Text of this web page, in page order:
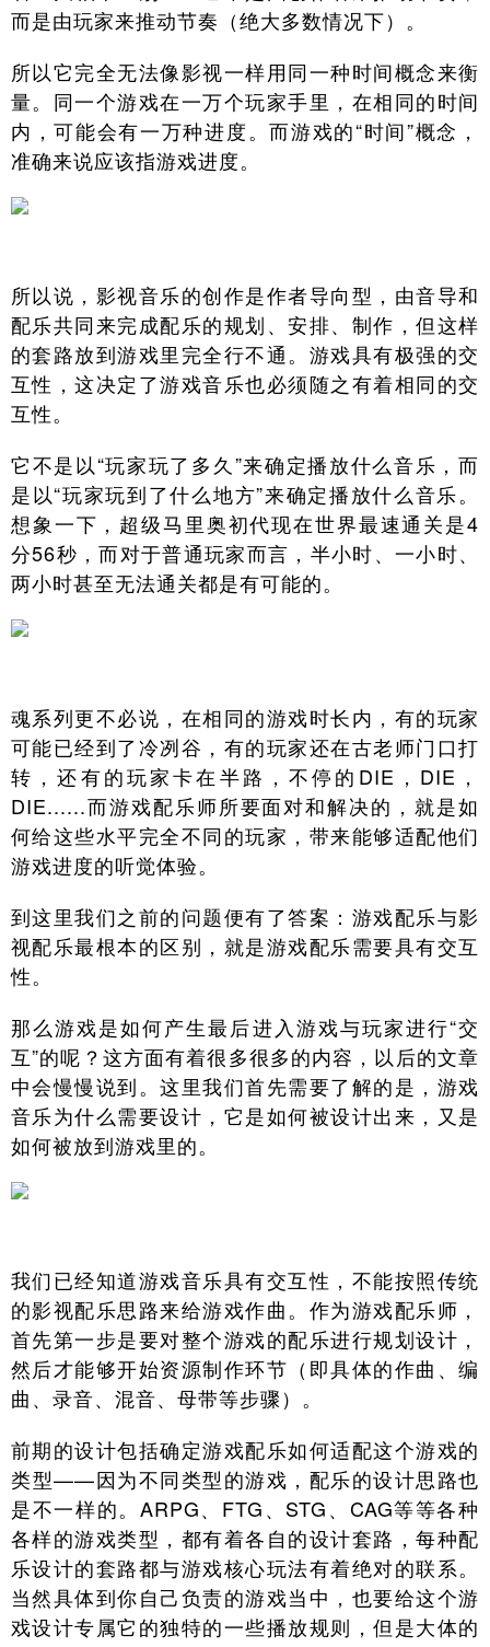
而是由玩家来推动节奏（绝大多数情况下）。
所以它完全无法像影视一样用同一种时间概念来衡
量。同一个游戏在一万个玩家手里，在相同的时间
内，可能会有一万种进度。而游戏的“时间”概念，
准确来说应该指游戏进度。
所以说，影视音乐的创作是作者导向型，由音导和
配乐共同来完成配乐的规划、安排、制作，但这样
的套路放到游戏里完全行不通。游戏具有极强的交
互性，这决定了游戏音乐也必须随之有着相同的交
互性。
它不是以“玩家玩了多久”来确定播放什么音乐，而
是以“玩家玩到了什么地方”来确定播放什么音乐。
想象一下，超级马里奥初代现在世界最速通关是4
分56秒，而对于普通玩家而言，半小时、一小时、
两小时甚至无法通关都是有可能的。
魂系列更不必说，在相同的游戏时长内，有的玩家
可能已经到了冷冽谷，有的玩家还在古老师门口打
转，还有的玩家卡在半路，不停的DIE，DIE，
DIE......而游戏配乐师所要面对和解决的，就是如
何给这些水平完全不同的玩家，带来能够适配他们
游戏进度的听觉体验。
到这里我们之前的问题便有了答案：游戏配乐与影
视配乐最根本的区别，就是游戏配乐需要具有交互
性。
那么游戏是如何产生最后进入游戏与玩家进行“交
互”的呢？这方面有着很多很多的内容，以后的文章
中会慢慢说到。这里我们首先需要了解的是，游戏
音乐为什么需要设计，它是如何被设计出来，又是
如何被放到游戏里的。
我们已经知道游戏音乐具有交互性，不能按照传统
的影视配乐思路来给游戏作曲。作为游戏配乐师，
首先第一步是要对整个游戏的配乐进行规划设计，
然后才能够开始资源制作环节（即具体的作曲、编
曲、录音、混音、母带等步骤）。
前期的设计包括确定游戏配乐如何适配这个游戏的
类型——因为不同类型的游戏，配乐的设计思路也
是不一样的。ARPG、FTG、STG、CAG等等各种
各样的游戏类型，都有着各自的设计套路，每种配
乐设计的套路都与游戏核心玩法有着绝对的联系。
当然具体到你自己负责的游戏当中，也要给这个游
戏设计专属它的独特的一些播放规则，但是大体的